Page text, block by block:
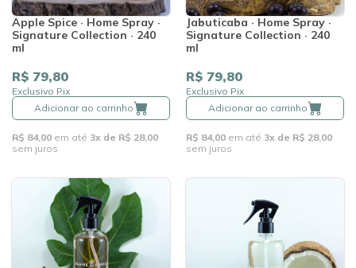
Apple Spice · Home Spray ·
Signature Collection · 240
ml
R$ 79,80
Exclusivo Pix
Adicionar ao carrinho
R$ 84,00 em até 3x de R$ 28,00
sem juros
Jabuticaba · Home Spray ·
Signature Collection · 240
ml
R$ 79,80
Exclusivo Pix
Adicionar ao carrinho
R$ 84,00 em até 3x de R$ 28,00
sem juros